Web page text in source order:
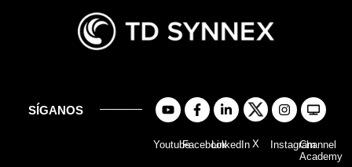
SÍGANOS
YoutubeFacebookLinkedIn X InstagramChannel
Academy